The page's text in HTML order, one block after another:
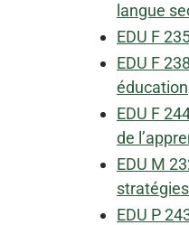
langue
EDU F
EDU F
éducation
EDU F
de
EDU M
EDU P